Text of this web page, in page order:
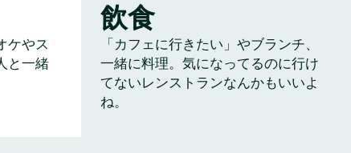
ケやス
と一緒
飲食
「カフェに行きたい」やブランチ、
一緒に料理。気になってるのに行け
てないレンストランなんかもいいよ
ね。